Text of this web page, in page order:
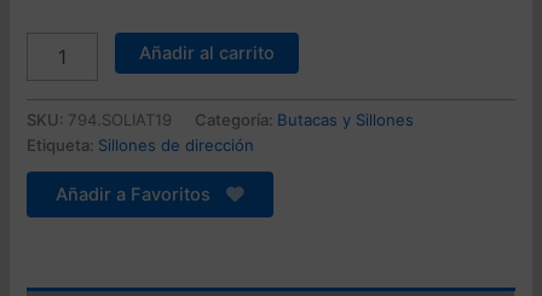
OLIVER,
alto,
basculante
profundo,
19
Añadir al carrito
SKU: 794.SOLIAT19 Categoría: Butacas y Sillones
Etiqueta: Sillones de dirección
Añadir a Favoritos